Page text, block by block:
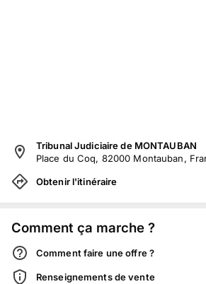
Tribunal Judiciaire de MONTAUBAN
Place du Coq, 82000 Montauban,
Obtenir l'itinéraire
Comment ça marche ?
Comment faire une offre ?
Renseignements de vente